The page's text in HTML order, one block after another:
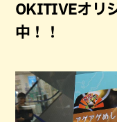
OKITIVEオリ
中！！